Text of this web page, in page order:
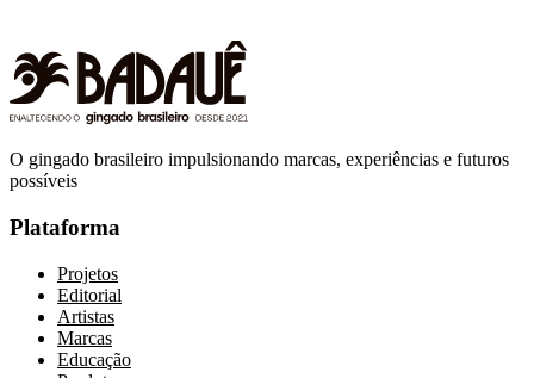
O gingado brasileiro impulsionando marcas, experiências e futuros
possíveis
Plataforma
Projetos
Editorial
Artistas
Marcas
Educação